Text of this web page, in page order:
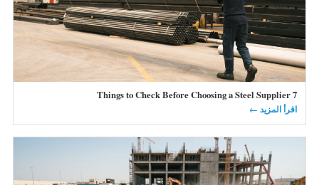
7 Things to Check Before Choosing a Steel Supplier
اقرأ المزيد ←